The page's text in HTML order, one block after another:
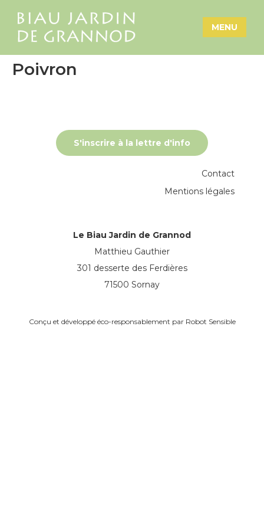
MENU
Poivron
Le Biau Jardin de Grannod
Matthieu Gauthier
301 desserte des Ferdières
71500 Sornay
S'inscrire à la lettre d'info
Contact
Mentions légales
Conçu et développé éco-responsablement par Robot Sensible